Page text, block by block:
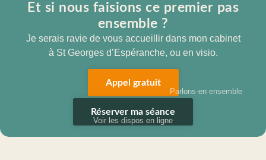
Et si nous faisions ce premier pas
ensemble ?
Je serais ravie de vous accueillir dans mon cabinet
à St Georges d’Espéranche, ou en visio.
Appel gratuit
Parlons-en ensemble
Réserver ma séance
Voir les dispos en ligne